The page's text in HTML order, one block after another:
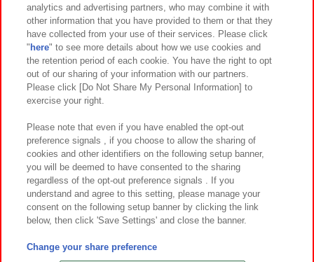
関連会社 サステナビリティ サイトポリシー
プライバシーポリシー ウェブアクセシビリティ方針と検証結果
お取引先さまとともに
カスタマーハラスメント対応方針 よくあるご質問・お問い合わせ
©Bandai Namco Amusement Inc.
©Bandai Namco Amusement Lab Inc.
analytics and advertising partners, who may combine it with
other information that you have provided to them or that they
have collected from your use of their services. Please click
" here" to see more details about how we use cookies and
the retention period of each cookie. You have the right to opt
out of our sharing of your information with our partners.
Please click [Do Not Share My Personal Information] to
exercise your right.
Please note that even if you have enabled the opt-out
preference signals , if you choose to allow the sharing of
cookies and other identifiers on the following setup banner,
you will be deemed to have consented to the sharing
regardless of the opt-out preference signals . If you
understand and agree to this setting, please manage your
consent on the following setup banner by clicking the link
below, then click 'Save Settings' and close the banner.
Change your share preference